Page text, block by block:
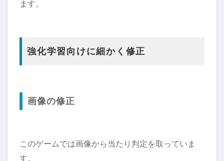
ます。
強化学習向けに細かく修正
画像の修正
このゲームでは画像から当たり判定を取っていま
す。